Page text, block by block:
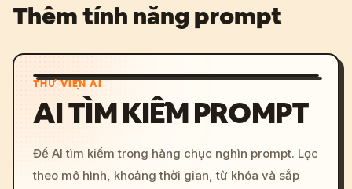
Thêm tính năng prompt
THƯ VIỆN AI
AI TÌM KIẾM PROMPT
Để AI tìm kiếm trong hàng chục nghìn prompt. Lọc
theo mô hình, khoảng thời gian, từ khóa và sắp